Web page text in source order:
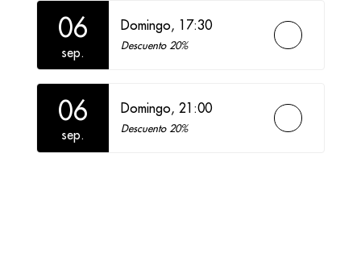
06
sep.
Domingo, 17:30
Descuento 20%
06
sep.
Domingo, 21:00
Descuento 20%